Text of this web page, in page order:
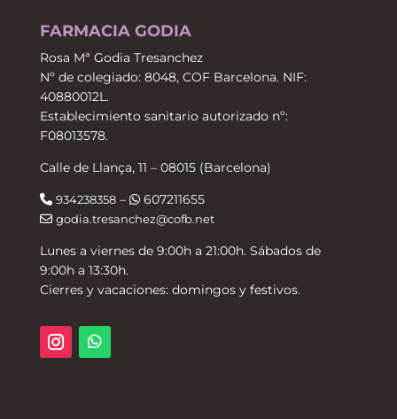
FARMACIA GODIA
Rosa Mª Godia Tresanchez
Nº de colegiado: 8048, COF Barcelona. NIF:
40880012L.
Establecimiento sanitario autorizado nº:
F08013578.
Calle de Llança, 11 – 08015 (Barcelona)
934238358– 607211655
godia.tresanchez@cofb.net
Lunes a viernes de 9:00h a 21:00h. Sábados de
9:00h a 13:30h.
Cierres y vacaciones: domingos y festivos.